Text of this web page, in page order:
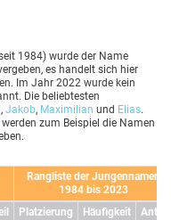
1984) wurde der Name
es handelt sich hier
Im Jahr 2022 wurde kein
Die beliebtesten
, Jakob, Maximilian und Elias.
werden zum Beispiel die Namen
Rangliste der Jungennamen
1984 bis 2023
Platzierung Häufigkeit
Anteil